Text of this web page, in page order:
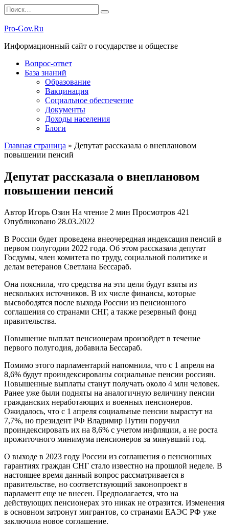
Перейти
к
содержанию
Search
for:
Pro-Gov.Ru
Информационный сайт о государстве и обществе
Вопрос-ответ
База знаний
Образование
Вакцинация
Социальное обеспечение
Документы
Доходы населения
Блоги
Главная страница » Депутат рассказала о внеплановом
повышении пенсий
Депутат рассказала о внеплановом
повышении пенсий
Автор Игорь Озин На чтение 2 мин Просмотров 421
Опубликовано 28.03.2022
В России будет проведена внеочередная индексация пенсий в
первом полугодии 2022 года. Об этом рассказала депутат
Госдумы, член комитета по труду, социальной политике и
делам ветеранов Светлана Бессараб.
Она пояснила, что средства на эти цели будут взяты из
нескольких источников. В их числе финансы, которые
высвободятся после выхода России из пенсионного
соглашения со странами СНГ, а также резервный фонд
правительства.
Повышение выплат пенсионерам произойдет в течение
первого полугодия, добавила Бессараб.
Помимо этого парламентарий напомнила, что с 1 апреля на
8,6% будут проиндексированы социальные пенсии россиян.
Повышенные выплаты станут получать около 4 млн человек.
Ранее уже были подняты на аналогичную величину пенсии
гражданских неработающих и военных пенсионеров.
Ожидалось, что с 1 апреля социальные пенсии вырастут на
7,7%, но президент РФ Владимир Путин поручил
проиндексировать их на 8,6% с учетом инфляции, а не роста
прожиточного минимума пенсионеров за минувший год.
О выходе в 2023 году России из соглашения о пенсионных
гарантиях граждан СНГ стало известно на прошлой неделе. В
настоящее время данный вопрос рассматривается в
правительстве, но соответствующий законопроект в
парламент еще не внесен. Предполагается, что на
действующих пенсионерах это никак не отразится. Изменения
в основном затронут мигрантов, со странами ЕАЭС РФ уже
заключила новое соглашение.